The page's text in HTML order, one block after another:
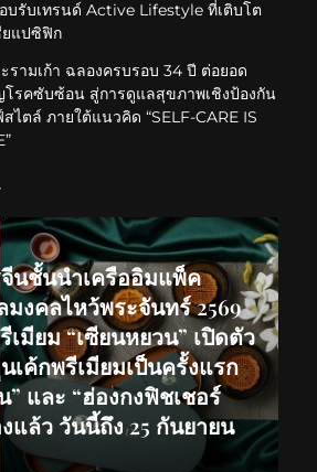
บรับเทรนด์ Active Lifestyle ที่เติบโต
ยแปซิฟิก
รามเก้า ฉลองครบรอบ 34 ปี ต่อยอด
โรคซับซ้อน สู่การดูแลสุขภาพเชิงป้องกัน
ไตล์ ภายใต้แนวคิด “SELF-CARE IS
นชั้นนำเครืออิมแพ็ค
มงคลไหว้พระจันทร์ 2569
มียม “เซียนหยวน” เปิดตัว
เค้กพรีเมียมเป็นครั้งแรก
” และ “ฮ่องกงฟิชเชอร์
แล้ว วันนี้ถึง 25 กันยายน